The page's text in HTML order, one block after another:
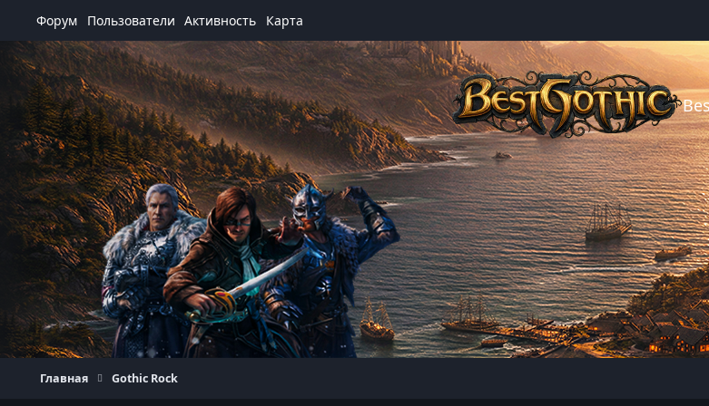
Форум Пользователи Активность Карта
Главная Gothic Rock